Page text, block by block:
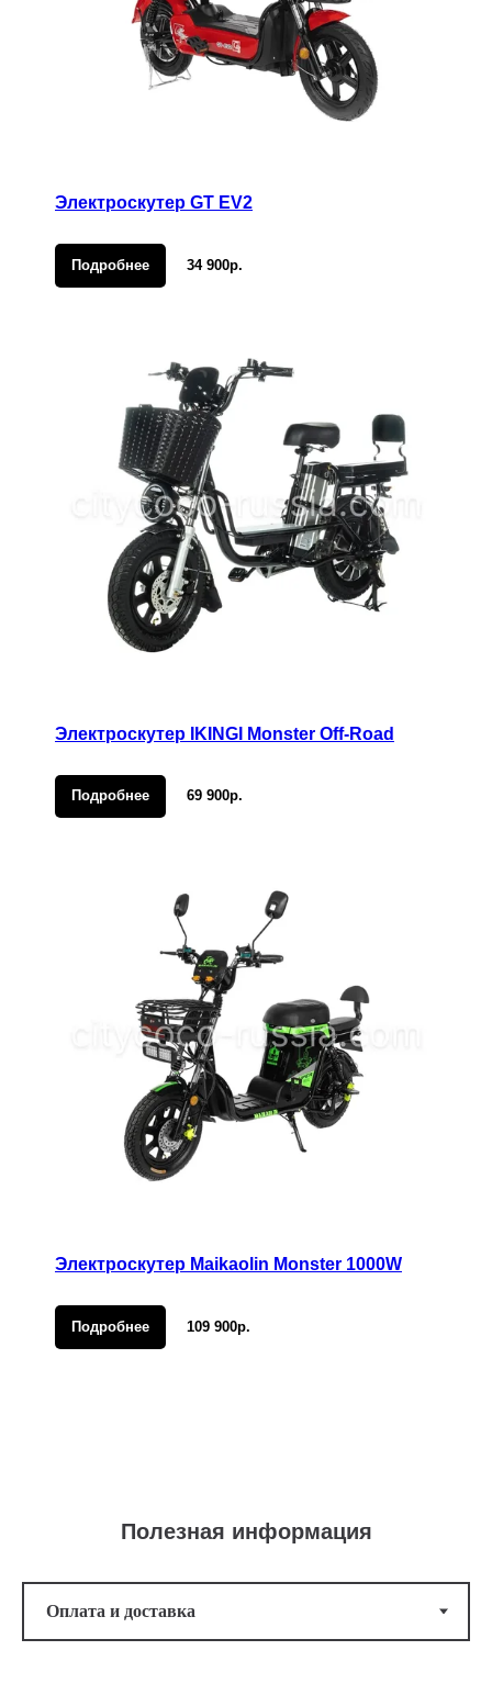
Электроскутер GT EV2
Подробнее 34 900р.
Электроскутер IKINGI Monster Off-Road
Подробнее 69 900р.
Электроскутер Maikaolin Monster 1000W
Подробнее 109 900р.
Полезная информация